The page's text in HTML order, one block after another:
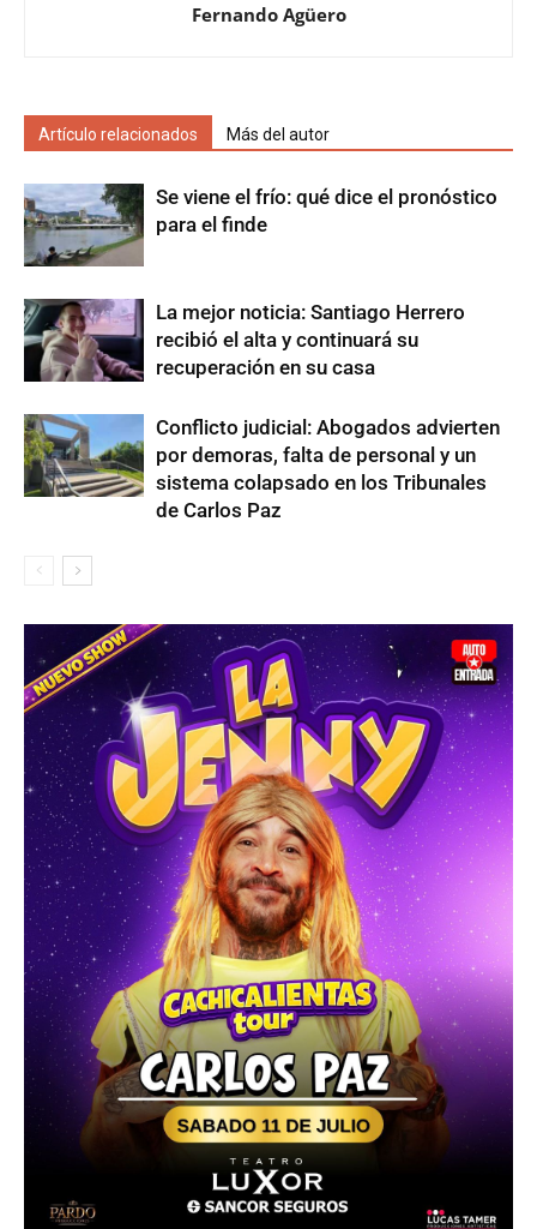
Fernando Agüero
Artículo relacionados Más del autor
Se viene el frío: qué dice el pronóstico
para el finde
La mejor noticia: Santiago Herrero
recibió el alta y continuará su
recuperación en su casa
Conflicto judicial: Abogados advierten
por demoras, falta de personal y un
sistema colapsado en los Tribunales
de Carlos Paz